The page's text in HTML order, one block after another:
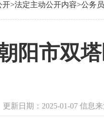
开>法定主动公开内容>公务
阳市双
更新日期：2025-01-07 信息